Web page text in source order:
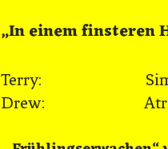
„In einem finsteren
Terry: Simon
Drew: Atrin